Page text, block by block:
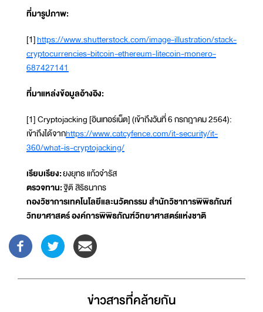
ที่มารูปภาพ:
[1]https://www.shutterstock.com/image-illustration/stack-
cryptocurrencies-bitcoin-ethereum-litecoin-monero-
687427141
ที่มาแหล่งข้อมูลอ้างอิง:
[1] Cryptojacking [อินเทอร์เน็ต] (เข้าถึงวันที่ 6 กรกฎาคม 2564):
เข้าถึงได้จากhttps://www.catcyfence.com/it-security/it-
360/what-is-cryptojacking/
เรียบเรียง:ยงยุทธ แก้วจำรัส
ตรวจทาน:ฐิติ สิริธนากร
กองวิชาการเทคโนโลยีและนวัตกรรม สำนักวิชาการพิพิธภัณฑ์
วิทยาศาสตร์ องค์การพิพิธภัณฑ์วิทยาศาสตร์แห่งชาติ
ข่าวสารที่่คล้ายกัน